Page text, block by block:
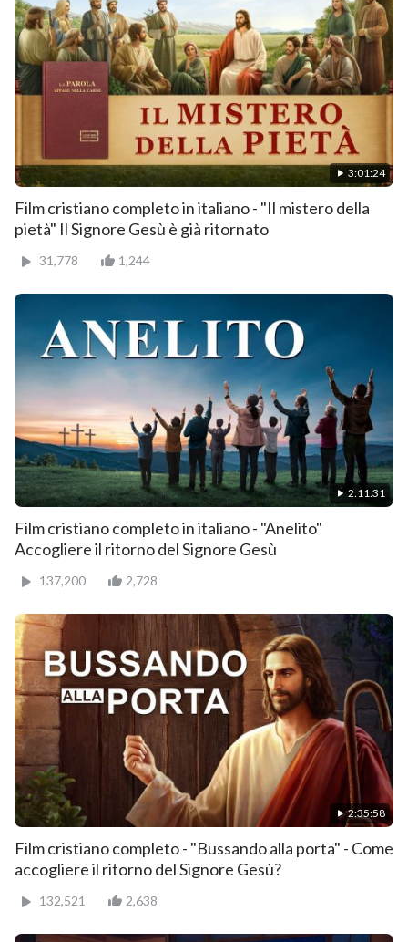
3:01:24
Film cristiano completo in italiano - "Il mistero della
pietà" Il Signore Gesù è già ritornato
31,778 1,244
2:11:31
Film cristiano completo in italiano - "Anelito"
Accogliere il ritorno del Signore Gesù
137,200 2,728
2:35:58
Film cristiano completo - "Bussando alla porta" - Come
accogliere il ritorno del Signore Gesù?
132,521 2,638